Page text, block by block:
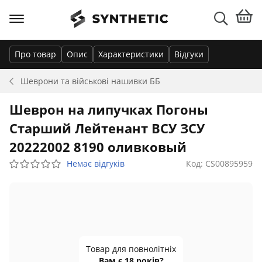
Шеврони та військові нашивки ББ
Про товар Опис Характеристики Відгуки
Шеврон на липучках Погоны
Старший Лейтенант ВСУ ЗСУ
20222002 8190 оливковый
Немає відгуків Код: CS00895959
Товар для повнолітніх